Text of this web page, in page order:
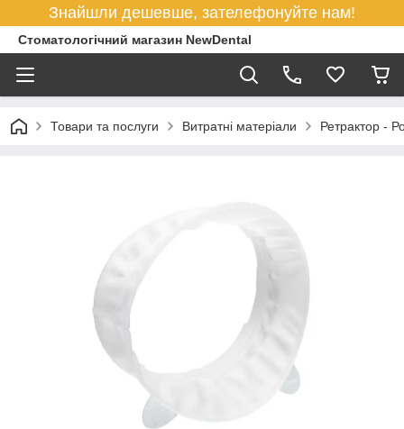
Знайшли дешевше, зателефонуйте нам!
Стоматологічний магазин NewDental
Товари та послуги Витратні матеріали Ретрактор -